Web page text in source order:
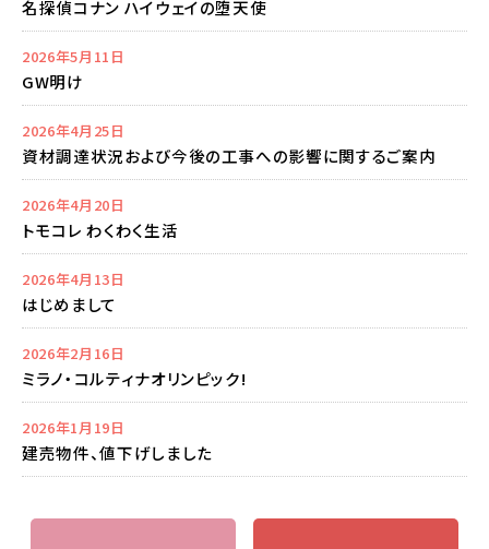
名探偵コナン ハイウェイの堕天使
2026年5月11日
GW明け
2026年4月25日
資材調達状況および今後の工事への影響に関するご案内
2026年4月20日
トモコレ わくわく生活
2026年4月13日
はじめまして
2026年2月16日
ミラノ・コルティナオリンピック!
2026年1月19日
建売物件、値下げしました